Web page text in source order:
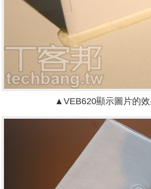
▲VEB620顯示圖片的效